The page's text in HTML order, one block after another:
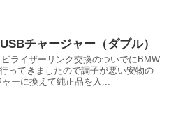
チャージャー（ダブル）
ライザーリンク交換のついでにBMW
ってきましたので調子が悪い安物の
ーに換えて純正品を入...